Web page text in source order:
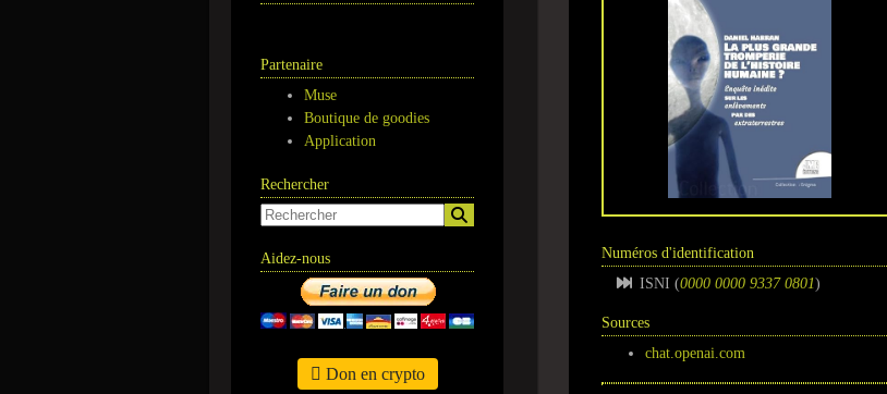
Partenaire
Muse
Boutique de goodies
Application
Rechercher
Aidez-nous
Don en crypto
Numéros d'identification
ISNI (0000 0000 9337 0801)
Sources
chat.openai.com